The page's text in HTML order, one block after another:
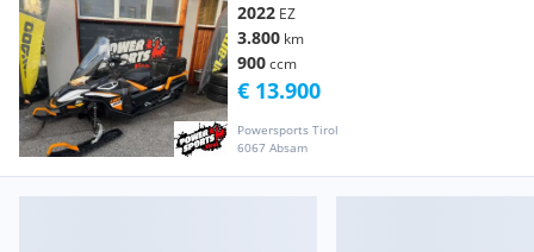
2022 EZ
3.800 km
900ccm
Powersports Tirol
6067 Absam
€ 13.900